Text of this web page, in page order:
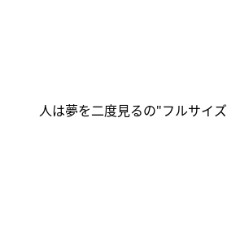
人は夢を二度見るの"フルサイズ